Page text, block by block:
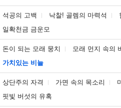
석공의 고백 낙찰! 골렘의 마력석
일확천금 금운모
돈이 되는 모래 뭉치 모래 먼지 속의
가치있는 비늘
상단주의 자격 가면 속의 목소리
핏빛 버섯의 유혹